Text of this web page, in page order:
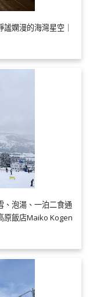
嫻漫的海灣星空｜
、泡湯、一泊二食通
原飯店Maiko Kogen